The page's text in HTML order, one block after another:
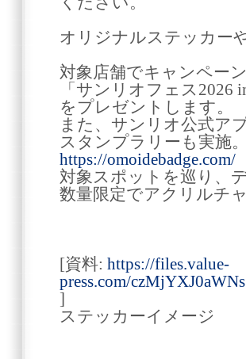
オリジナルステッカー
対象店舗でキャンペー
「サンリオフェス
をプレゼントします。
また、サンリオ公式ア
スタンプラリーも実施。
https://omoidebadge.com/
対象スポットを巡り、
数量限定でアクリルチ
[資料: https://files.value-
press.com/
]
ステッカーイメージ